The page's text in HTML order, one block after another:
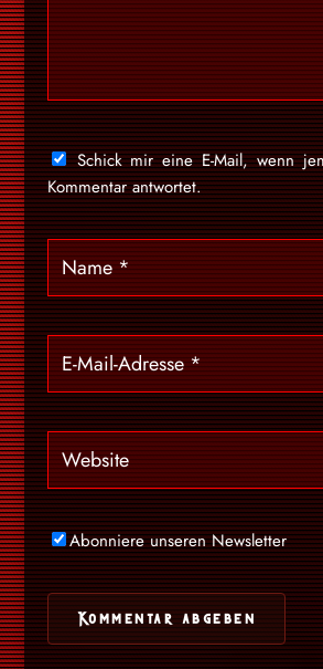
Schick mir eine E-Mail, wenn
Kommentar antwortet.
Abonniere unseren Newsletter